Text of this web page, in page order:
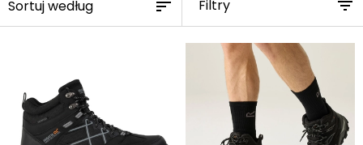
trekkingowcem, czy po prostu lubisz lekkie, weekendowe
wypady w góry, znajdziesz u nas odpowiednią paręmęskich
dopasowaną do swoich potrzeb.
dostępne są w wielu
fasonach i rozmiarach. Znajdziesz tu szeroki wybór od lekkich
modeli wykonanych z wytrzymałej siateczki Endurance Mesh,
po klasyczneskórzane buty trekkingowe męskie, które
od lat cieszą się uznaniem miłośników outdooru.
Przejrzyj
Filtry